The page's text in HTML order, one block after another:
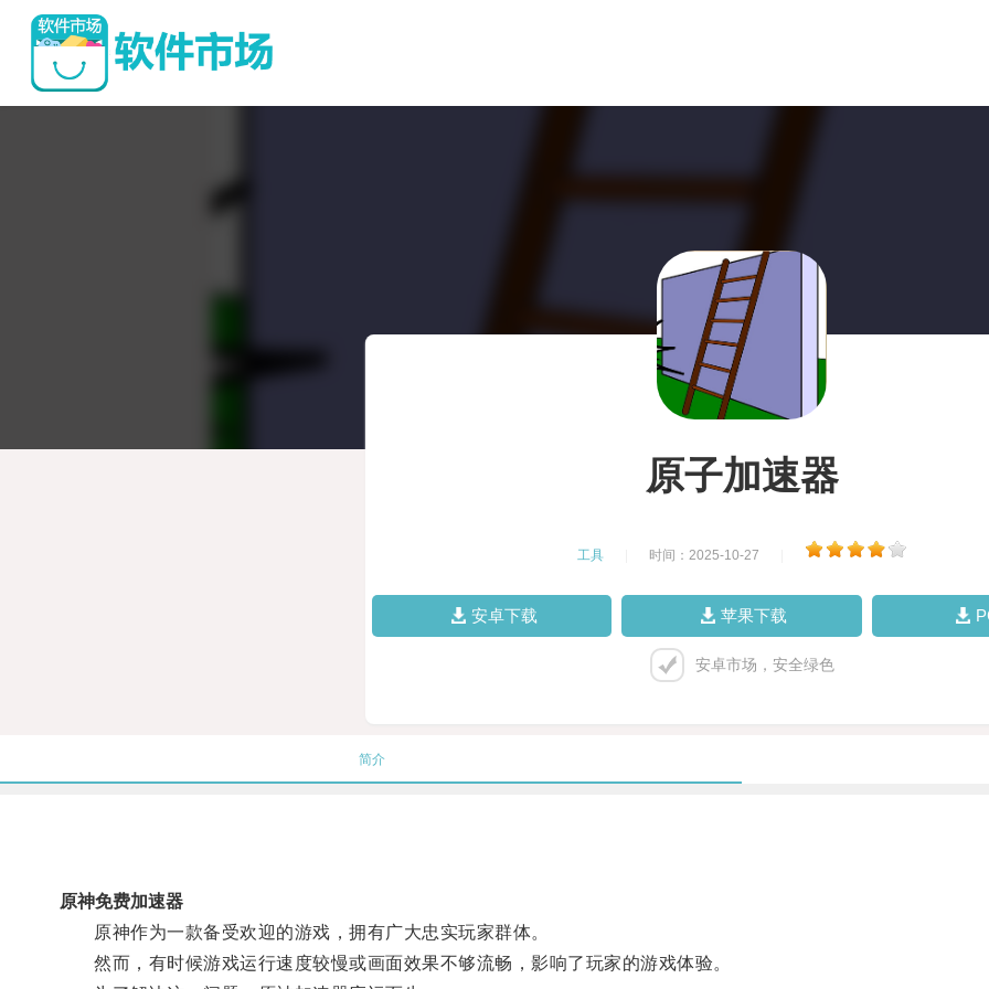
原子加速器
工具 时间：2025-10-27
安卓下载 苹果下载
安卓市场，安全绿色
简介
原神免费加速器
原神作为一款备受欢迎的游戏，拥有广大忠实玩家群体。
然而，有时候游戏运行速度较慢或画面效果不够流畅，影响了玩家的游戏体验。